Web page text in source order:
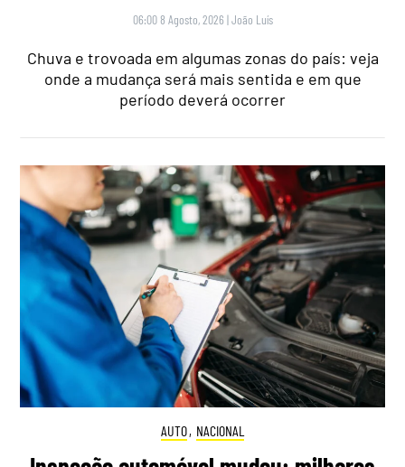
06:00 8 Agosto, 2026 |João Luís
Chuva e trovoada em algumas zonas do país: veja
onde a mudança será mais sentida e em que
período deverá ocorrer
AUTO, NACIONAL